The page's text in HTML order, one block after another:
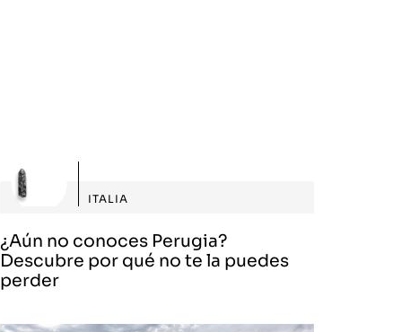
ITALIA
¿Aún no conoces Perugia?
Descubre por qué no te la puedes
perder